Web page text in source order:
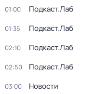
01:00 Подкаст.Лаб
01:35 Подкаст.Лаб
02:10 Подкаст.Лаб
02:50 Подкаст.Лаб
03:00 Новости